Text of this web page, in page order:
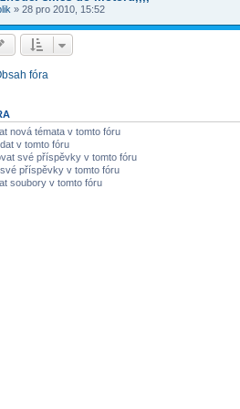
» 28 pro 2010, 15:52
fóra
nová témata v tomto fóru
v tomto fóru
své příspěvky v tomto fóru
příspěvky v tomto fóru
soubory v tomto fóru